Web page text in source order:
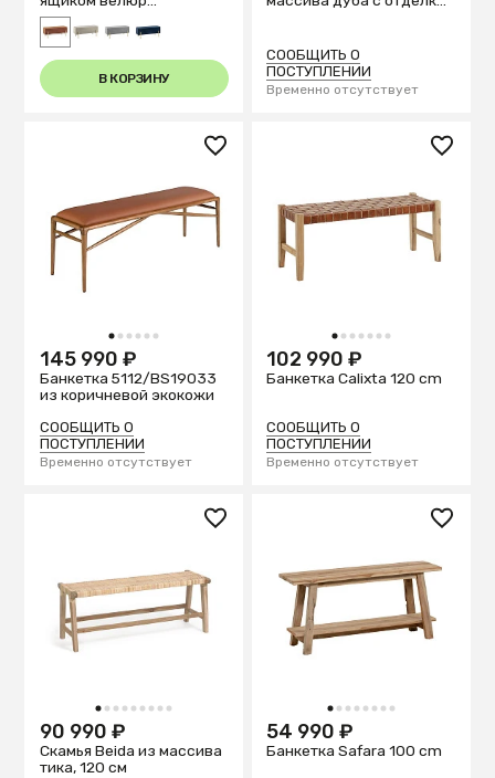
терракотовый
В КОРЗИНУ
см
СООБЩИТЬ О
ПОСТУПЛЕНИИ
Временно отсутствует
1 2 3 4 5 6
145 990 ₽
Банкетка 5112/BS19033
из коричневой экокожи
СООБЩИТЬ О
ПОСТУПЛЕНИИ
Временно отсутствует
1 2 3 4 5 6 7
102 990 ₽
Банкетка Calixta 120 cm
СООБЩИТЬ О
ПОСТУПЛЕНИИ
Временно отсутствует
1 2 3 4 5 6 7 8 9
90 990 ₽
Скамья Beida из массива
тика, 120 см
1 2 3 4 5 6 7 8
54 990 ₽
Банкетка Safara 100 cm